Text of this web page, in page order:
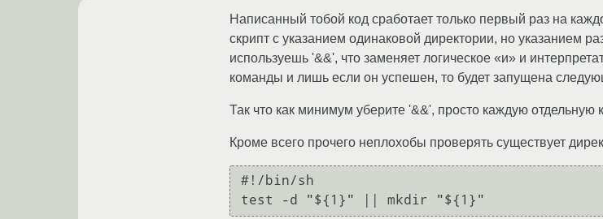
Написанный тобой код сработает только первый раз на
скрипт с указанием одинаковой директории, но указанием
используешь '&&', что заменяет логическое «и» и
команды и лишь если он успешен, то будет запущена
Так что как минимум уберите '&&', просто каждую отдельную
Кроме всего прочего неплохобы проверять существует
#!/bin/sh